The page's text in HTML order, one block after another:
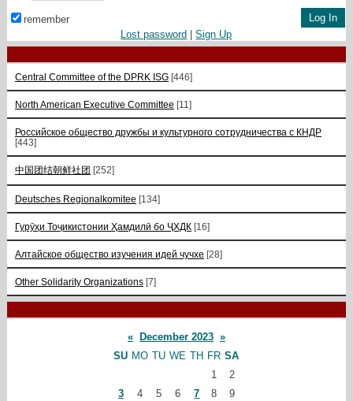
remember
Lost password |Sign Up
Central Committee of the DPRK ISG [446]
North American Executive Committee [11]
Российское общество дружбы и культурного сотрудничества с КНДР
[443]
中国团结朝鲜社团 [252]
Deutsches Regionalkomitee [134]
Гурӯҳи Тоҷикистонии Ҳамдилӣ бо ҶХДК [16]
Алтайское общество изучения идей чучхе [28]
Other Solidarity Organizations [7]
« December 2023 »
SU MO TU WE TH FR SA
1
2
3
4 5 6 7 8 9